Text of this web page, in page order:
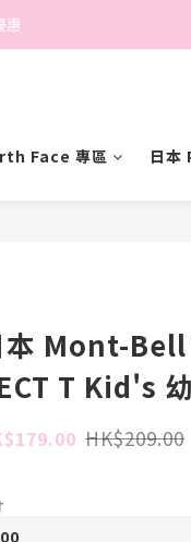
除外)
惠
Face 專區 日
本 Mont-
T Kid's
HK$209.00